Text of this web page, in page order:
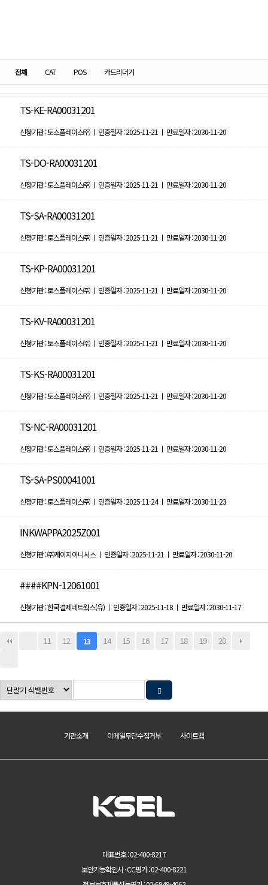
전체 CAT POS 카드리더기
TS-KE-RA00031201
신청기관 : 토스플레이스㈜ ㅣ 인증일자 : 2025-11-21 ㅣ 만료일자 : 2030-11-20
TS-DO-RA00031201
신청기관 : 토스플레이스㈜ ㅣ 인증일자 : 2025-11-21 ㅣ 만료일자 : 2030-11-20
TS-SA-RA00031201
신청기관 : 토스플레이스㈜ ㅣ 인증일자 : 2025-11-21 ㅣ 만료일자 : 2030-11-20
TS-KP-RA00031201
신청기관 : 토스플레이스㈜ ㅣ 인증일자 : 2025-11-21 ㅣ 만료일자 : 2030-11-20
TS-KV-RA00031201
신청기관 : 토스플레이스㈜ ㅣ 인증일자 : 2025-11-21 ㅣ 만료일자 : 2030-11-20
TS-KS-RA00031201
신청기관 : 토스플레이스㈜ ㅣ 인증일자 : 2025-11-21 ㅣ 만료일자 : 2030-11-20
TS-NC-RA00031201
신청기관 : 토스플레이스㈜ ㅣ 인증일자 : 2025-11-21 ㅣ 만료일자 : 2030-11-20
TS-SA-PS00041001
신청기관 : 토스플레이스㈜ ㅣ 인증일자 : 2025-11-24 ㅣ 만료일자 : 2030-11-23
INKWAPPA2025Z001
신청기관 : ㈜케이지이니시스 ㅣ 인증일자 : 2025-11-21 ㅣ 만료일자 : 2030-11-20
####KPN-12061001
신청기관 : 한국결제네트웍스(유) ㅣ 인증일자 : 2025-11-18 ㅣ 만료일자 : 2030-11-17
11 12 13 14 15 16 17 18 19 20
기관소개 이메일무단수집거부 사이트맵
대표번호 : 02-400-8217
보안기능확인서 · CC평가 : 02-400-8221